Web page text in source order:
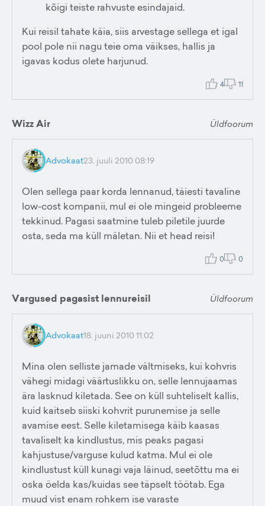
kõigi teiste rahvuste esindajaid.
Kui reisil tahate käia, siis arvestage sellega et igal
pool pole nii nagu teie oma väikses, hallis ja
igavas kodus olete harjunud.
4 11
Wizz Air Üldfoorum
Advokaat23. juuli 2010 08:19
Olen sellega paar korda lennanud, täiesti tavaline
low-cost kompanii, mul ei ole mingeid probleeme
tekkinud. Pagasi saatmine tuleb piletile juurde
osta, seda ma küll mäletan. Nii et head reisi!
0 0
Vargused pagasist lennureisil Üldfoorum
Advokaat18. juuni 2010 11:02
Mina olen selliste jamade vältmiseks, kui kohvris
vähegi midagi väärtuslikku on, selle lennujaamas
ära lasknud kiletada. See on küll suhteliselt kallis,
kuid kaitseb siiski kohvrit purunemise ja selle
avamise eest. Selle kiletamisega käib kaasas
tavaliselt ka kindlustus, mis peaks pagasi
kahjustuse/varguse kulud katma. Mul ei ole
kindlustust küll kunagi vaja läinud, seetõttu ma ei
oska öelda kas/kuidas see täpselt töötab. Ega
muud vist enam rohkem ise varaste